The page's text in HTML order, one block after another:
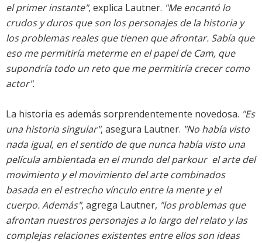
el primer instante", explica Lautner. "Me encantó lo
crudos y duros que son los personajes de la historia y
los problemas reales que tienen que afrontar. Sabía que
eso me permitiría meterme en el papel de Cam, que
supondría todo un reto que me permitiría crecer como
actor".
La historia es además sorprendentemente novedosa. "Es
una historia singular", asegura Lautner. "No había visto
nada igual, en el sentido de que nunca había visto una
película ambientada en el mundo del parkour  el arte del
movimiento y el movimiento del arte combinados 
basada en el estrecho vínculo entre la mente y el
cuerpo. Además", agrega Lautner, "los problemas que
afrontan nuestros personajes a lo largo del relato y las
complejas relaciones existentes entre ellos son ideas